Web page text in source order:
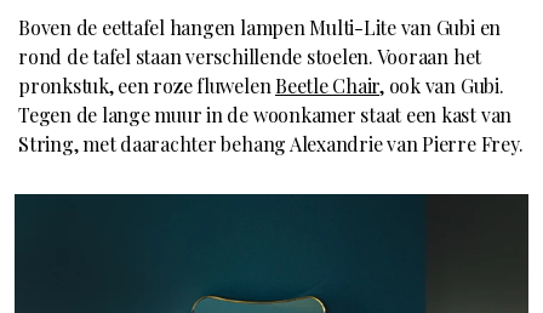
Boven de eettafel hangen lampen Multi-Lite van Gubi en
rond de tafel staan verschillende stoelen. Vooraan het
pronkstuk, een roze fluwelenBeetle Chair, ook van Gubi.
Tegen de lange muur in de woonkamer staat een kast van
String, met daarachter behang Alexandrie van Pierre Frey.